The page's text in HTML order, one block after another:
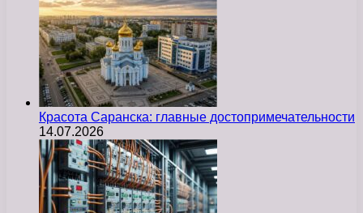
Красота Саранска: главные достопримечательности
14.07.2026